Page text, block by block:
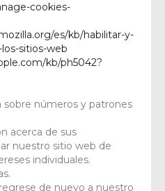
cookies-
es/kb/habilitar-y-
sitios-web
kb/ph5042?
sobre números y patrones
acerca de sus
nuestro sitio web de
individuales.
de nuevo a nuestro